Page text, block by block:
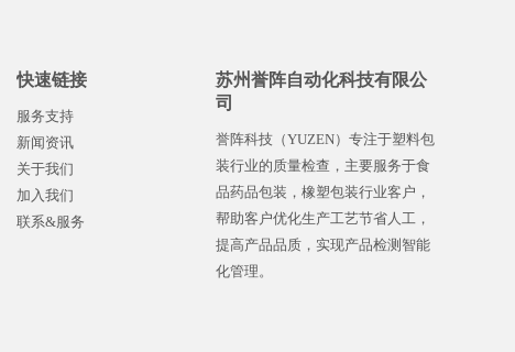
快速链接
服务支持
新闻资讯
关于我们
加入我们
联系&服务
苏州誉阵自动化科技有限公
司
誉阵科技（YUZEN）专注于塑料包
装行业的质量检查，主要服务于食
品药品包装，橡塑包装行业客户，
帮助客户优化生产工艺节省人工，
提高产品品质，实现产品检测智能
化管理。